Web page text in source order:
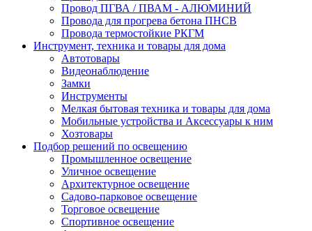
Провод ПГВА / ПВАМ - АЛЮМИНИЙ
Провода для прогрева бетона ПНСВ
Провода термостойкие РКГМ
Инструмент, техника и товары для дома
Автотовары
Видеонаблюдение
Замки
Инструменты
Мелкая бытовая техника и товары для дома
Мобильные устройства и Аксессуары к ним
Хозтовары
Подбор решений по освещению
Промышленное освещение
Уличное освещение
Архитектурное освещение
Садово-парковое освещение
Торговое освещение
Спортивное освещение